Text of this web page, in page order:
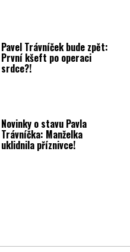
Pavel Trávníček bude zpět:
První kšeft po operaci
srdce?!
Novinky o stavu Pavla
Trávníčka: Manželka
uklidnila příznivce!